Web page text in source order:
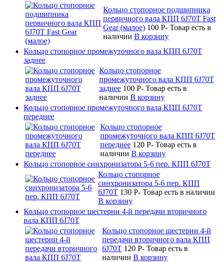
Кольцо стопорное подшипника
первичного вала КПП 6J70T Fast
Gear (малое) 100 P- Товар есть в
наличии В корзину
Кольцо стопорное промежуточного вала КПП 6J70T
заднее
Кольцо стопорное
промежуточного вала КПП 6J70T
заднее 100 P- Товар есть в
наличии В корзину
Кольцо стопорное промежуточного вала КПП 6J70T
переднее
Кольцо стопорное
промежуточного вала КПП 6J70T
переднее 120 P- Товар есть в
наличии В корзину
Кольцо стопорное синхронизатора 5-6 пер. КПП 6J70T
Кольцо стопорное
синхронизатора 5-6 пер. КПП
6J70T 130 P- Товар есть в наличии
В корзину
Кольцо стопорное шестерни 4-й передачи вторичного
вала КПП 6J70T
Кольцо стопорное шестерни 4-й
передачи вторичного вала КПП
6J70T 120 P- Товар есть в
наличии В корзину